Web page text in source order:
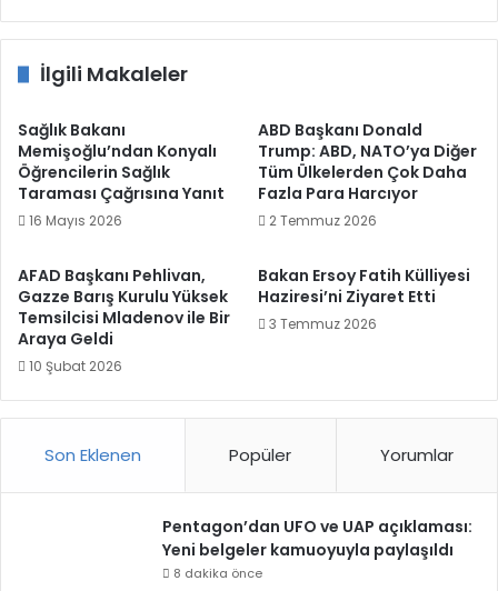
İlgili Makaleler
Sağlık Bakanı
Memişoğlu’ndan Konyalı
Öğrencilerin Sağlık
Taraması Çağrısına Yanıt
16 Mayıs 2026
ABD Başkanı Donald
Trump: ABD, NATO’ya Diğer
Tüm Ülkelerden Çok Daha
Fazla Para Harcıyor
2 Temmuz 2026
AFAD Başkanı Pehlivan,
Gazze Barış Kurulu Yüksek
Temsilcisi Mladenov ile Bir
Araya Geldi
10 Şubat 2026
Bakan Ersoy Fatih Külliyesi
Haziresi’ni Ziyaret Etti
3 Temmuz 2026
Son Eklenen Popüler Yorumlar
Pentagon’dan UFO ve UAP açıklaması:
Yeni belgeler kamuoyuyla paylaşıldı
8 dakika önce